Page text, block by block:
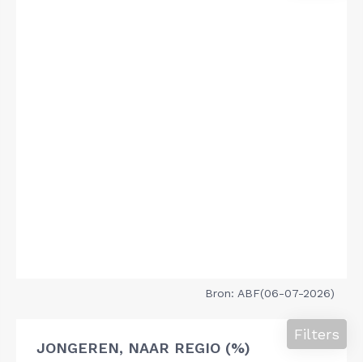
Bron: ABF(06-07-2026)
JONGEREN, NAAR REGIO (%)
Filters